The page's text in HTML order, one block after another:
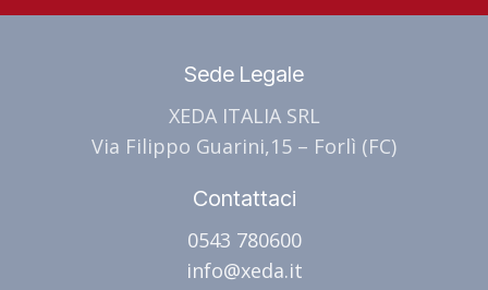
Sede Legale
XEDA ITALIA SRL
Via Filippo Guarini,15 – Forlì (FC)
Contattaci
0543 780600
info@xeda.it